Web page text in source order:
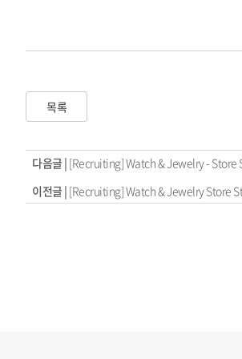
목록
다음글 | [Recruiting] Watch & Jewelry - Store
이전글 | [Recruiting] Watch & Jewelry Store